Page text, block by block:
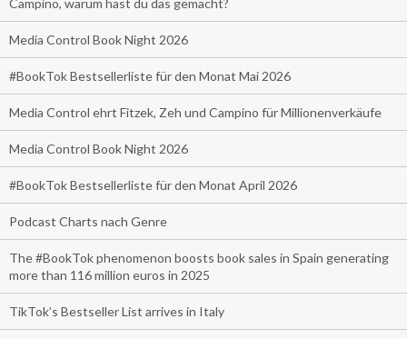
Campino, warum hast du das gemacht?
Media Control Book Night 2026
#BookTok Bestsellerliste für den Monat Mai 2026
Media Control ehrt Fitzek, Zeh und Campino für Millionenverkäufe
Media Control Book Night 2026
#BookTok Bestsellerliste für den Monat April 2026
Podcast Charts nach Genre
The #BookTok phenomenon boosts book sales in Spain generating
more than 116 million euros in 2025
TikTok’s Bestseller List arrives in Italy